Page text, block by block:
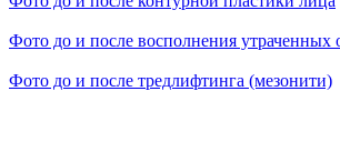
Фото до и после восполнения утраченных
Фото до и после тредлифтинга (мезонити)